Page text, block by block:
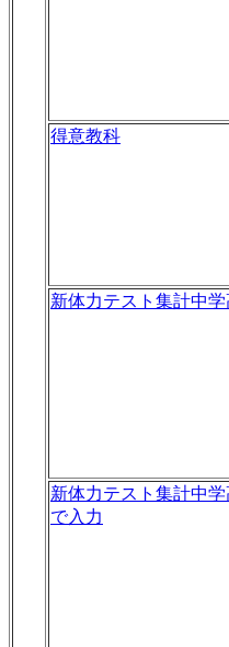
得意教科
新体力テスト集計中学
新体力テスト集計中
で入力